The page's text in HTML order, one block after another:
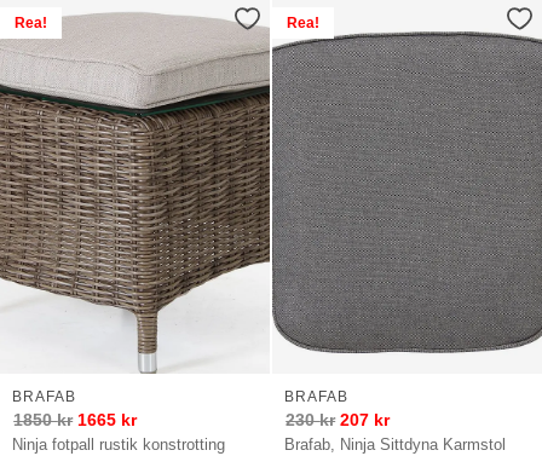
Rea!
Ninja fotpall rustik konstrotting
BRAFAB
1850kr 1665 kr
Rea!
Brafab, Ninja Sittdyna Karmstol
BRAFAB
230kr 207 kr